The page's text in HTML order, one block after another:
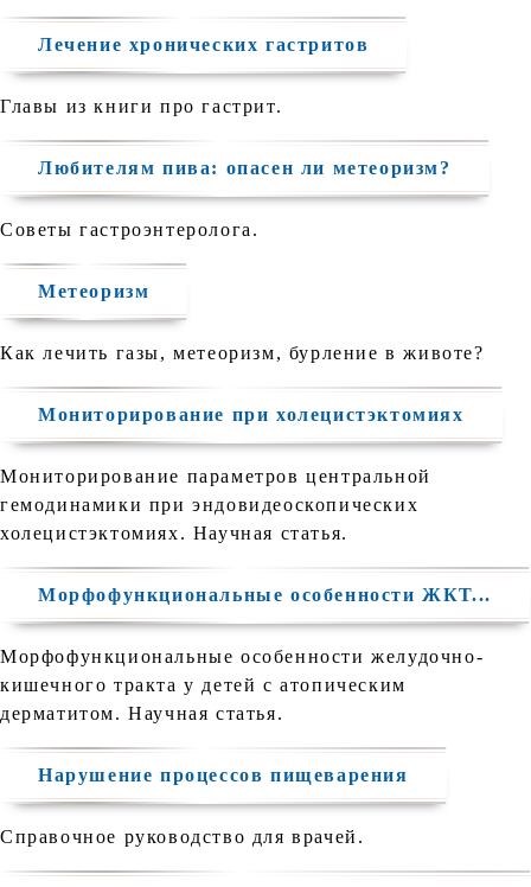
Лечение хронических гастритов
Главы из книги про гастрит.
Любителям пива: опасен ли метеоризм?
Советы гастроэнтеролога.
Метеоризм
Как лечить газы, метеоризм, бурление в животе?
Мониторирование при холецистэктомиях
Мониторирование параметров центральной
гемодинамики при эндовидеоскопических
холецистэктомиях. Научная статья.
Морфофункциональные особенности ЖКТ...
Морфофункциональные особенности желудочно-
кишечного тракта у детей с атопическим
дерматитом. Научная статья.
Нарушение процессов пищеварения
Справочное руководство для врачей.